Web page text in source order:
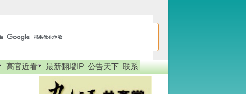
高官近看 最新翻墙IP 公告天下 联系